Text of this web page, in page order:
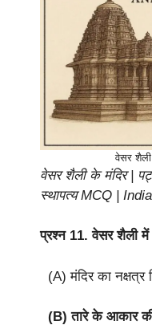
वेसर
वेसर शैली के मंदिर |
स्थापत्य MCQ |
प्रश्न 11.वेसर शैली में
(A) मंदिर का नक्षत्र
(B) तारे के आकार